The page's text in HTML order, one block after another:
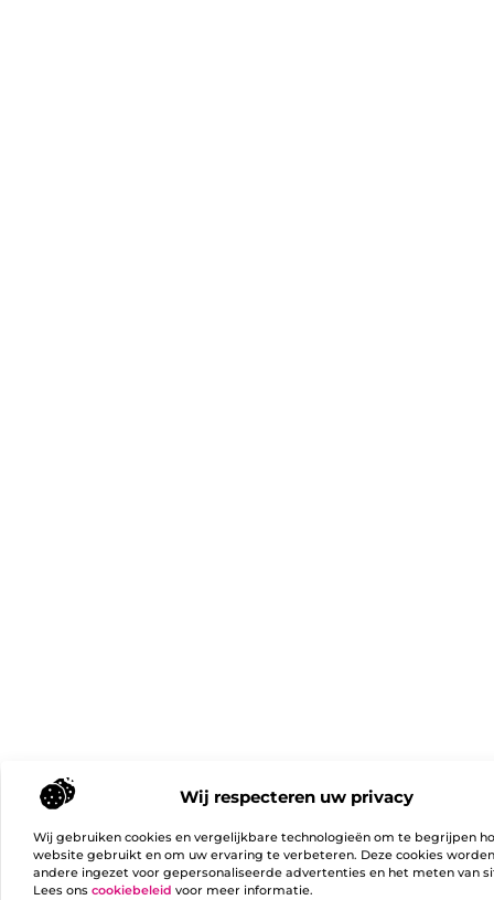
Wij respecteren uw privacy
Wij gebruiken cookies en vergelijkbare technologieën om te begrijpen
website gebruikt en om uw ervaring te verbeteren. Deze cookies
andere ingezet voor gepersonaliseerde advertenties en het meten van
Lees ons cookiebeleid voor meer informatie.